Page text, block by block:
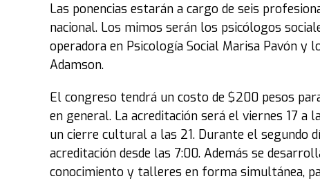
Las ponencias estarán a cargo de seis
nacional. Los mimos serán los psicólogos
operadora en Psicología Social Marisa Pavón y
Adamson.
El congreso tendrá un costo de $200 pesos
en general. La acreditación será el viernes 17 a
un cierre cultural a las 21. Durante el segundo
acreditación desde las 7:00. Además se
conocimiento y talleres en forma simultánea,